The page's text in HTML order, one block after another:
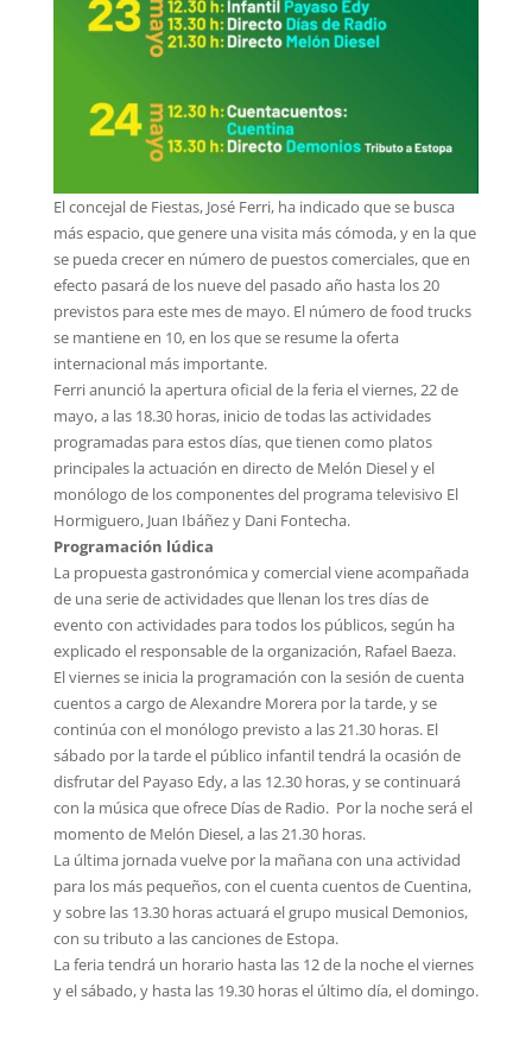
El concejal de Fiestas, José Ferri, ha indicado que se busca
más espacio, que genere una visita más cómoda, y en la que
se pueda crecer en número de puestos comerciales, que en
efecto pasará de los nueve del pasado año hasta los 20
previstos para este mes de mayo. El número de food trucks
se mantiene en 10, en los que se resume la oferta
internacional más importante.
Ferri anunció la apertura oficial de la feria el viernes, 22 de
mayo, a las 18.30 horas, inicio de todas las actividades
programadas para estos días, que tienen como platos
principales la actuación en directo de Melón Diesel y el
monólogo de los componentes del programa televisivo El
Hormiguero, Juan Ibáñez y Dani Fontecha.
Programación lúdica
La propuesta gastronómica y comercial viene acompañada
de una serie de actividades que llenan los tres días de
evento con actividades para todos los públicos, según ha
explicado el responsable de la organización, Rafael Baeza.
El viernes se inicia la programación con la sesión de cuenta
cuentos a cargo de Alexandre Morera por la tarde, y se
continúa con el monólogo previsto a las 21.30 horas. El
sábado por la tarde el público infantil tendrá la ocasión de
disfrutar del Payaso Edy, a las 12.30 horas, y se continuará
con la música que ofrece Días de Radio. Por la noche será el
momento de Melón Diesel, a las 21.30 horas.
La última jornada vuelve por la mañana con una actividad
para los más pequeños, con el cuenta cuentos de Cuentina,
y sobre las 13.30 horas actuará el grupo musical Demonios,
con su tributo a las canciones de Estopa.
La feria tendrá un horario hasta las 12 de la noche el viernes
y el sábado, y hasta las 19.30 horas el último día, el domingo.